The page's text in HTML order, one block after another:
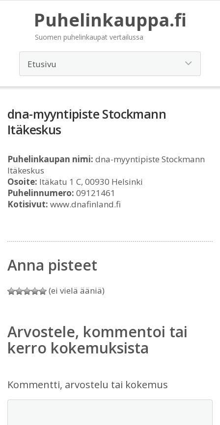
Puhelinkauppa.fi
Suomen puhelinkaupat vertailussa
dna-myyntipiste Stockmann
Itäkeskus
Puhelinkaupan nimi: dna-myyntipiste Stockmann
Itäkeskus
Osoite: Itäkatu 1 C, 00930 Helsinki
Puhelinnumero: 09121461
Kotisivut: www.dnafinland.fi
Anna pisteet
(ei vielä ääniä)
Arvostele, kommentoi tai
kerro kokemuksista
Kommentti, arvostelu tai kokemus